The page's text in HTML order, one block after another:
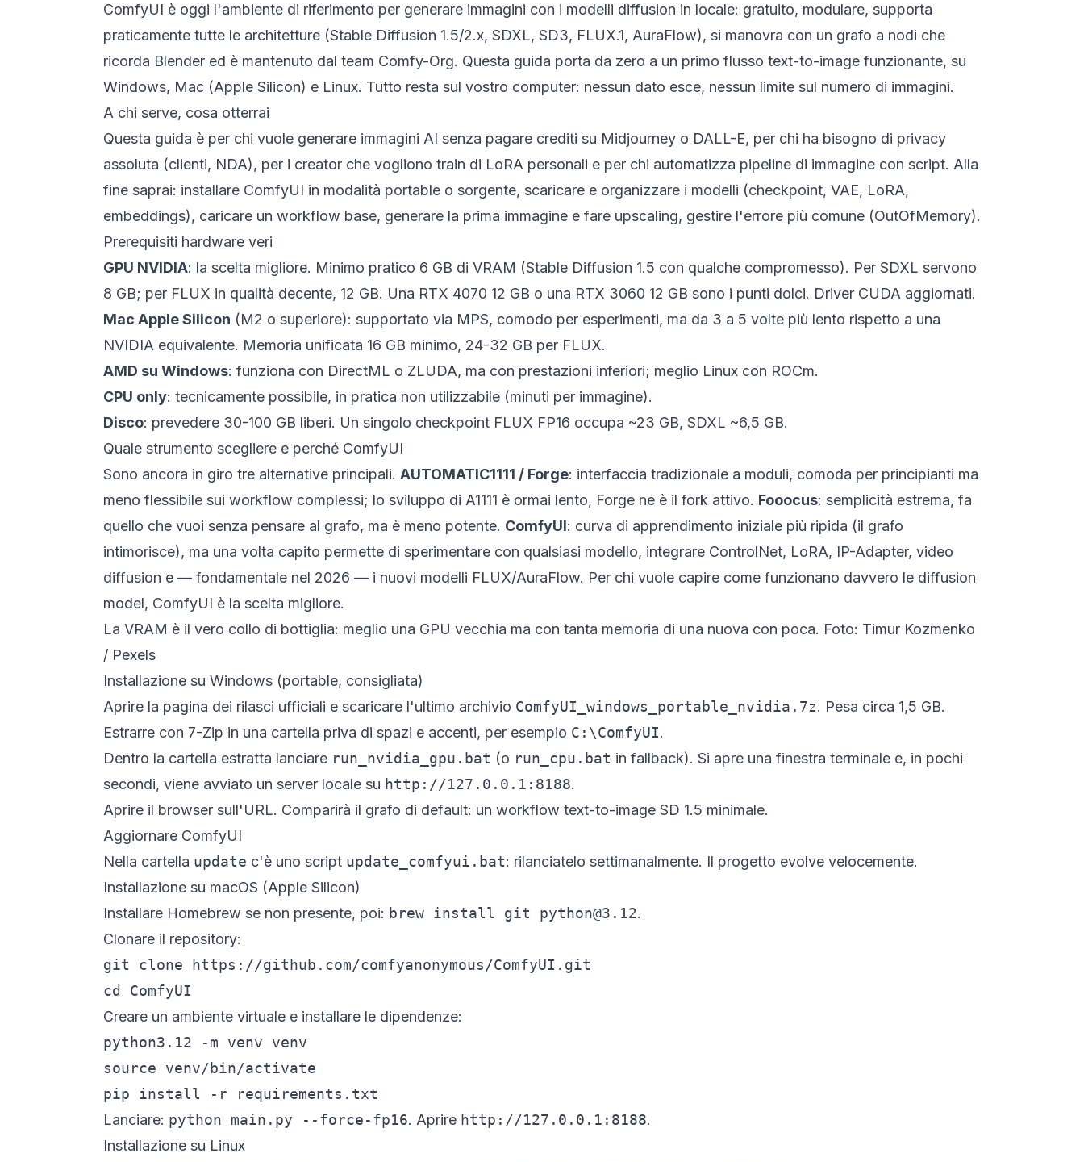
ComfyUI è oggi l'ambiente di riferimento per generare immagini con i modelli diffusion in locale: gratuito, modulare, supporta
praticamente tutte le architetture (Stable Diffusion 1.5/2.x, SDXL, SD3, FLUX.1, AuraFlow), si manovra con un grafo a nodi che
ricorda Blender ed è mantenuto dal team Comfy-Org. Questa guida porta da zero a un primo flusso text-to-image funzionante, su
Windows, Mac (Apple Silicon) e Linux. Tutto resta sul vostro computer: nessun dato esce, nessun limite sul numero di immagini.
A chi serve, cosa otterrai
Questa guida è per chi vuole generare immagini AI senza pagare crediti su Midjourney o DALL-E, per chi ha bisogno di privacy
assoluta (clienti, NDA), per i creator che vogliono train di LoRA personali e per chi automatizza pipeline di immagine con script. Alla
fine saprai: installare ComfyUI in modalità portable o sorgente, scaricare e organizzare i modelli (checkpoint, VAE, LoRA,
embeddings), caricare un workflow base, generare la prima immagine e fare upscaling, gestire l'errore più comune (OutOfMemory).
Prerequisiti hardware veri
GPU NVIDIA: la scelta migliore. Minimo pratico 6 GB di VRAM (Stable Diffusion 1.5 con qualche compromesso). Per SDXL servono
8 GB; per FLUX in qualità decente, 12 GB. Una RTX 4070 12 GB o una RTX 3060 12 GB sono i punti dolci. Driver CUDA aggiornati.
Mac Apple Silicon (M2 o superiore): supportato via MPS, comodo per esperimenti, ma da 3 a 5 volte più lento rispetto a una
NVIDIA equivalente. Memoria unificata 16 GB minimo, 24-32 GB per FLUX.
AMD su Windows: funziona con DirectML o ZLUDA, ma con prestazioni inferiori; meglio Linux con ROCm.
CPU only: tecnicamente possibile, in pratica non utilizzabile (minuti per immagine).
Disco: prevedere 30-100 GB liberi. Un singolo checkpoint FLUX FP16 occupa ~23 GB, SDXL ~6,5 GB.
Quale strumento scegliere e perché ComfyUI
Sono ancora in giro tre alternative principali. AUTOMATIC1111 / Forge: interfaccia tradizionale a moduli, comoda per principianti ma
meno flessibile sui workflow complessi; lo sviluppo di A1111 è ormai lento, Forge ne è il fork attivo. Fooocus: semplicità estrema, fa
quello che vuoi senza pensare al grafo, ma è meno potente. ComfyUI: curva di apprendimento iniziale più ripida (il grafo
intimorisce), ma una volta capito permette di sperimentare con qualsiasi modello, integrare ControlNet, LoRA, IP-Adapter, video
diffusion e — fondamentale nel 2026 — i nuovi modelli FLUX/AuraFlow. Per chi vuole capire come funzionano davvero le diffusion
model, ComfyUI è la scelta migliore.
La VRAM è il vero collo di bottiglia: meglio una GPU vecchia ma con tanta memoria di una nuova con poca. Foto: Timur Kozmenko
/ Pexels
Installazione su Windows (portable, consigliata)
Aprire la pagina dei rilasci ufficiali e scaricare l'ultimo archivio ComfyUI_windows_portable_nvidia.7z. Pesa circa 1,5 GB.
Estrarre con 7-Zip in una cartella priva di spazi e accenti, per esempio C:\ComfyUI.
Dentro la cartella estratta lanciare run_nvidia_gpu.bat (o run_cpu.bat in fallback). Si apre una finestra terminale e, in pochi
secondi, viene avviato un server locale su http://127.0.0.1:8188.
Aprire il browser sull'URL. Comparirà il grafo di default: un workflow text-to-image SD 1.5 minimale.
Aggiornare ComfyUI
Nella cartella update c'è uno script update_comfyui.bat: rilanciatelo settimanalmente. Il progetto evolve velocemente.
Installazione su macOS (Apple Silicon)
Installare Homebrew se non presente, poi: brew install git python@3.12.
Clonare il repository:
git clone https://github.com/comfyanonymous/ComfyUI.git
cd ComfyUI
Creare un ambiente virtuale e installare le dipendenze:
python3.12 -m venv venv
source venv/bin/activate
pip install -r requirements.txt
Lanciare: python main.py --force-fp16. Aprire http://127.0.0.1:8188.
Installazione su Linux